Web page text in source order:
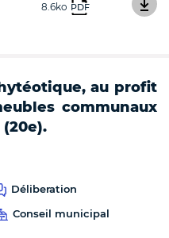
8.6ko PDF
au profit
communaux
(20e).
Déliberation
Conseil municipal